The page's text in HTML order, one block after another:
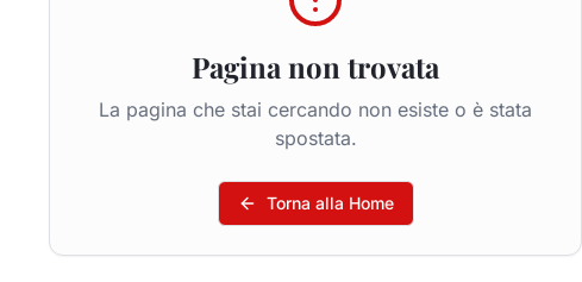
Pagina non trovata
La pagina che stai cercando non esiste o è stata
spostata.
Torna alla Home